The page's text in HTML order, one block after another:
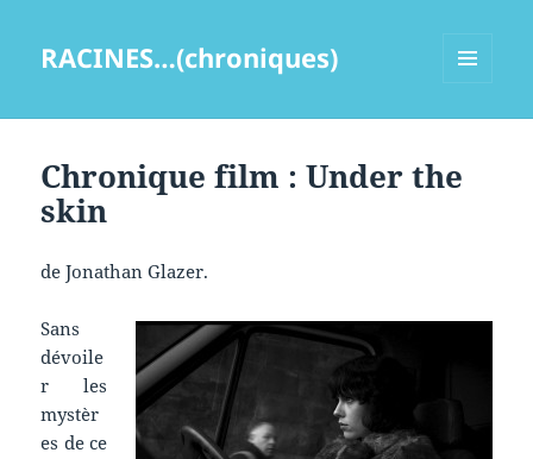
RACINES…(chroniques)
Chronique film : Under the
skin
de Jonathan Glazer.
Sans
dévoile
r les
mystèr
es de ce